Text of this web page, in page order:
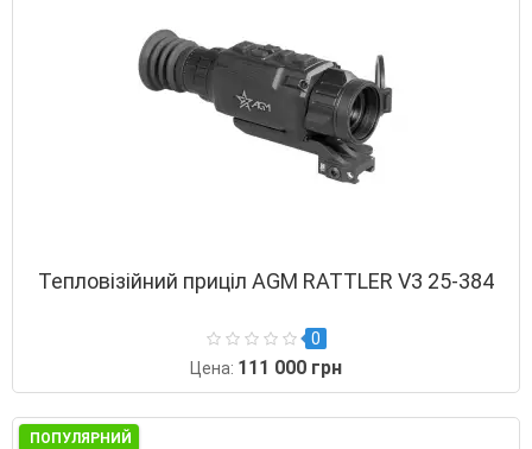
Тепловізійний приціл AGM RATTLER V3 25-384
0
Цена: 111 000 грн
ПОПУЛЯРНИЙ